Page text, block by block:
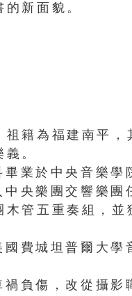
新面貌。
祖籍為福建南平，
。
業於中央音樂學
央樂團交響樂團
木管五重奏組，並
費城坦普爾大學
負傷，改從攝影